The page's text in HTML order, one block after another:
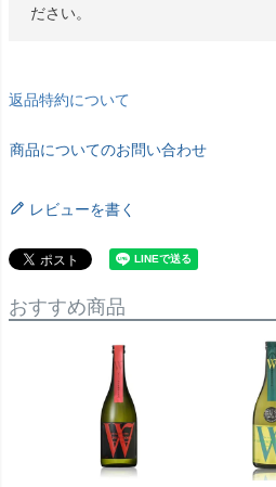
ださい。
返品特約について
商品についてのお問い合わせ
レビューを書く
おすすめ商品